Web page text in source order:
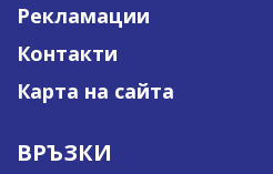
Рекламации
Контакти
Карта на сайта
ВРЪЗКИ